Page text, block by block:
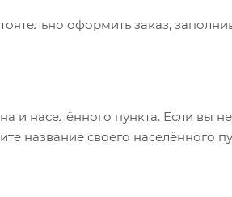
оформить заказ,
и населённого пункта. Если вы
название своего населённого